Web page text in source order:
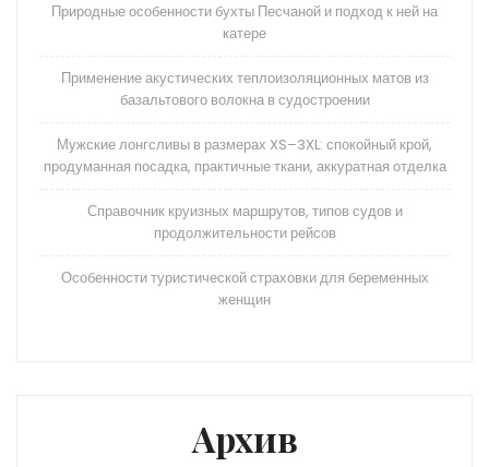
Природные особенности бухты Песчаной и подход к ней на
катере
Применение акустических теплоизоляционных матов из
базальтового волокна в судостроении
Мужские лонгсливы в размерах XS–3XL: спокойный крой,
продуманная посадка, практичные ткани, аккуратная отделка
Справочник круизных маршрутов, типов судов и
продолжительности рейсов
Особенности туристической страховки для беременных
женщин
Архив